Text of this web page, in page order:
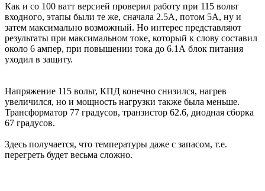
Как и со 100 ватт версией проверил работу при 115 вольт
входного, этапы были те же, сначала 2.5А, потом 5А, ну и
затем максимально возможный. Но интерес представляют
результаты при максимальном токе, который к слову составил
около 6 ампер, при повышении тока до 6.1А блок питания
уходил в защиту.
Напряжение 115 вольт, КПД конечно снизился, нагрев
увеличился, но и мощность нагрузки также была меньше.
Трансформатор 77 градусов, транзистор 62.6, диодная сборка
67 градусов.
Здесь получается, что температуры даже с запасом, т.е.
перегреть будет весьма сложно.